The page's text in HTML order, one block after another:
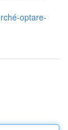
optare-